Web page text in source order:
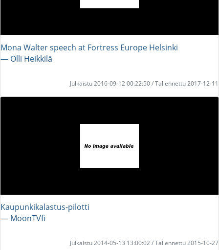
Mona Walter speech at Fortress Europe Helsinki
― Olli Heikkilä
Julkaistu 2016-09-12 00:22:50 / Tallennettu 2017-12-11
Kaupunkikalastus-pilotti
― MoonTVfi
Julkaistu 2014-05-13 13:00:02 / Tallennettu 2015-10-27